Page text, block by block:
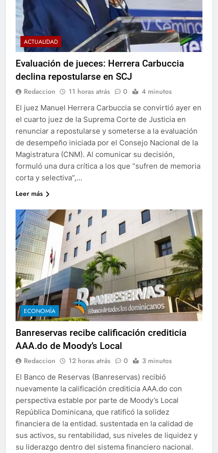
ACTUALIDAD
Evaluación de jueces: Herrera Carbuccia
declina repostularse en SCJ
Redaccion 11 horas atrás 0 4 minutos
El juez Manuel Herrera Carbuccia se convirtió ayer en
el cuarto juez de la Suprema Corte de Justicia en
renunciar a repostularse y someterse a la evaluación
de desempeño iniciada por el Consejo Nacional de la
Magistratura (CNM). Al comunicar su decisión,
formuló una dura crítica a los que “sufren de memoria
corta y selectiva”,…
Leer más
ECONOMÍA
Banreservas recibe calificación crediticia
AAA.do de Moody’s Local
Redaccion 12 horas atrás 0 3 minutos
El Banco de Reservas (Banreservas) recibió
nuevamente la calificación crediticia AAA.do con
perspectiva estable por parte de Moody’s Local
República Dominicana, que ratificó la solidez
financiera de la entidad. sustentada en la calidad de
sus activos, su rentabilidad, sus niveles de liquidez y
su liderazgo dentro del sistema financiero nacional.